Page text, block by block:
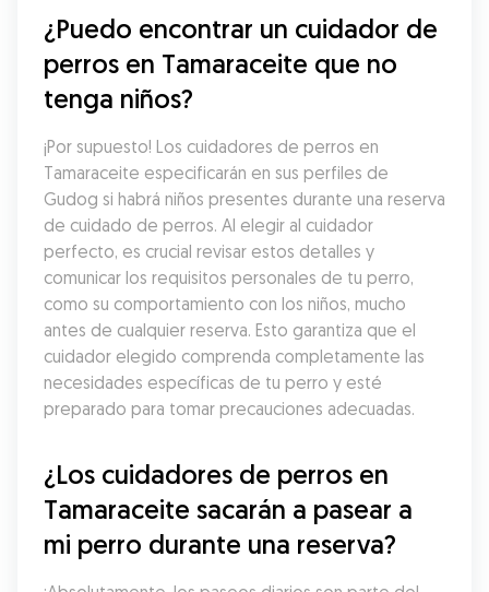
¿Puedo encontrar un cuidador de
perros en Tamaraceite que no
tenga niños?
¡Por supuesto! Los cuidadores de perros en
Tamaraceite especificarán en sus perfiles de
Gudog si habrá niños presentes durante una reserva
de cuidado de perros. Al elegir al cuidador
perfecto, es crucial revisar estos detalles y
comunicar los requisitos personales de tu perro,
como su comportamiento con los niños, mucho
antes de cualquier reserva. Esto garantiza que el
cuidador elegido comprenda completamente las
necesidades específicas de tu perro y esté
preparado para tomar precauciones adecuadas.
¿Los cuidadores de perros en
Tamaraceite sacarán a pasear a
mi perro durante una reserva?